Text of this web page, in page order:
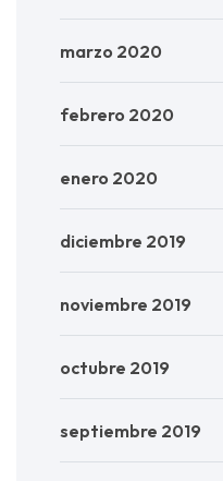
marzo 2020
febrero 2020
enero 2020
diciembre 2019
noviembre 2019
octubre 2019
septiembre 2019